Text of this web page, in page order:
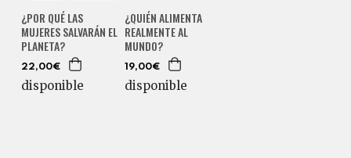
¿POR QUÉ LAS
MUJERES SALVARÁN EL
PLANETA?
22,00€
disponible
¿QUIÉN ALIMENTA
REALMENTE AL
MUNDO?
19,00€
disponible